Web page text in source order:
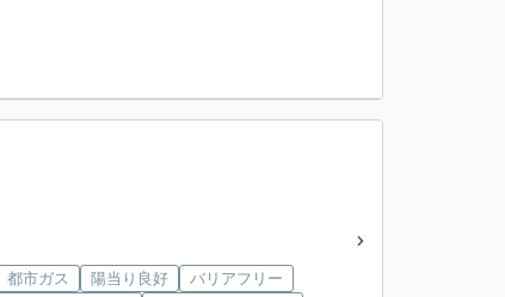
都市ガス 陽当り良好 バリアフリー